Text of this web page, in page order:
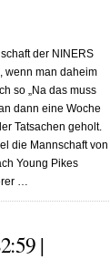
der NINERS
wenn man daheim
so „Na das muss
dann eine Woche
Tatsachen geholt.
die Mannschaft von
Young Pikes
…
|